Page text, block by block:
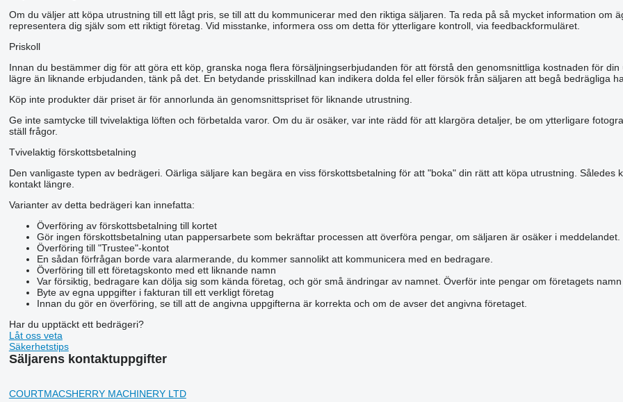
Om du väljer att köpa utrustning till ett lågt pris, se till att du kommunicerar med den riktiga säljaren. Ta reda på så mycket information om
representera dig själv som ett riktigt företag. Vid misstanke, informera oss om detta för ytterligare kontroll, via feedbackformuläret.
Priskoll
Innan du bestämmer dig för att göra ett köp, granska noga flera försäljningserbjudanden för att förstå den genomsnittliga kostnaden för
lägre än liknande erbjudanden, tänk på det. En betydande prisskillnad kan indikera dolda fel eller försök från säljaren att begå bedrägliga
Köp inte produkter där priset är för annorlunda än genomsnittspriset för liknande utrustning.
Ge inte samtycke till tvivelaktiga löften och förbetalda varor. Om du är osäker, var inte rädd för att klargöra detaljer, be om ytterligare
ställ frågor.
Tvivelaktig förskottsbetalning
Den vanligaste typen av bedrägeri. Oärliga säljare kan begära en viss förskottsbetalning för att "boka" din rätt att köpa utrustning.
kontakt längre.
Varianter av detta bedrägeri kan innefatta:
Överföring av förskottsbetalning till kortet
Gör ingen förskottsbetalning utan pappersarbete som bekräftar processen att överföra pengar, om säljaren är osäker i meddelandet.
Överföring till "Trustee"-kontot
En sådan förfrågan borde vara alarmerande, du kommer sannolikt att kommunicera med en bedragare.
Överföring till ett företagskonto med ett liknande namn
Var försiktig, bedragare kan dölja sig som kända företag, och gör små ändringar av namnet. Överför inte pengar om företagets
Byte av egna uppgifter i fakturan till ett verkligt företag
Innan du gör en överföring, se till att de angivna uppgifterna är korrekta och om de avser det angivna företaget.
Har du upptäckt ett bedrägeri?
Låt oss veta
Säkerhetstips
Säljarens kontaktuppgifter
COURTMACSHERRY MACHINERY LTD